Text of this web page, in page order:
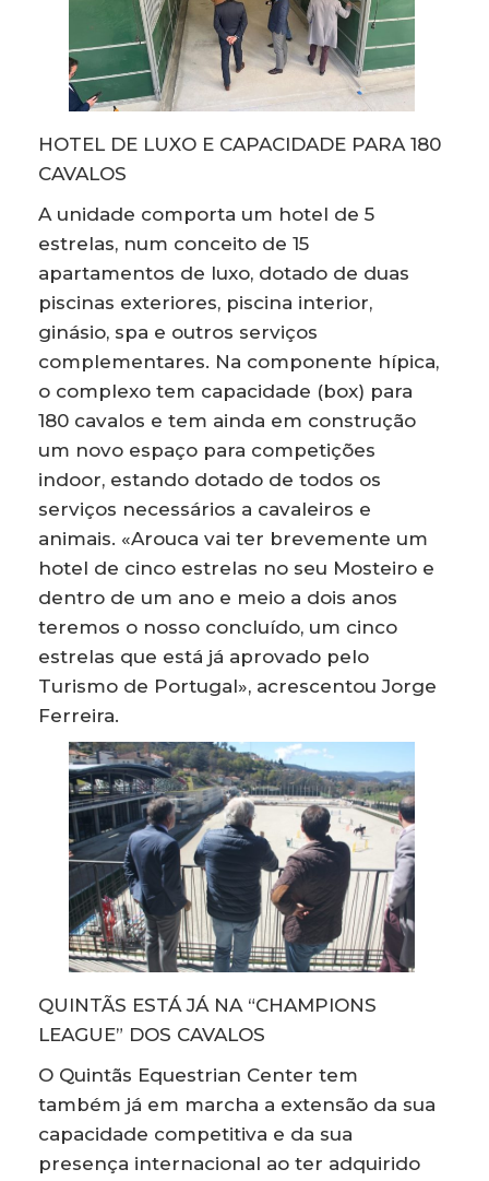
HOTEL DE LUXO E CAPACIDADE PARA 180
CAVALOS
A unidade comporta um hotel de 5
estrelas, num conceito de 15
apartamentos de luxo, dotado de duas
piscinas exteriores, piscina interior,
ginásio, spa e outros serviços
complementares. Na componente hípica,
o complexo tem capacidade (box) para
180 cavalos e tem ainda em construção
um novo espaço para competições
indoor, estando dotado de todos os
serviços necessários a cavaleiros e
animais. «Arouca vai ter brevemente um
hotel de cinco estrelas no seu Mosteiro e
dentro de um ano e meio a dois anos
teremos o nosso concluído, um cinco
estrelas que está já aprovado pelo
Turismo de Portugal», acrescentou Jorge
Ferreira.
QUINTÃS ESTÁ JÁ NA “CHAMPIONS
LEAGUE” DOS CAVALOS
O Quintãs Equestrian Center tem
também já em marcha a extensão da sua
capacidade competitiva e da sua
presença internacional ao ter adquirido